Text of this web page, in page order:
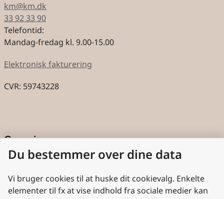
km@km.dk
33 92 33 90
Telefontid:
Mandag-fredag kl. 9.00-15.00
Elektronisk fakturering
CVR: 59743228
Genveje
Cookies
Aktindsigt
Persondatabeskyttelse
Du bestemmer over dine data
Vi bruger cookies til at huske dit cookievalg. Enkelte
elementer til fx at vise indhold fra sociale medier kan